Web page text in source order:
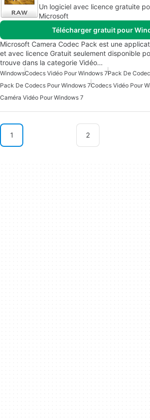
Un logiciel avec licence gratuite
Microsoft
Télécharger gratuit pour
Microsoft Camera Codec Pack est une
et avec licence Gratuit seulement disponible
trouve dans la categorie Vidéo…
WindowsCodecs Vidéo Pour Windows 7Pack De
Pack De Codecs Pour Windows 7Codecs Vidéo Pour
Caméra Vidéo Pour Windows 7
1 2